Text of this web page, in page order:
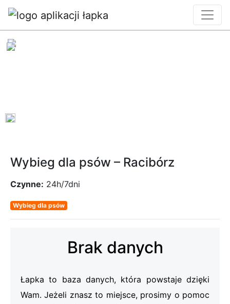
Wybieg dla psów – Racibórz
Czynne: 24h/7dni
Wybieg dla psów
Brak danych
Łapka to baza danych, która powstaje dzięki
Wam. Jeżeli znasz to miejsce, prosimy o pomoc